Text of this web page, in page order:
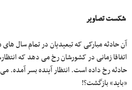
شکست تصاویر
آن حادثه مبارکی که تبعیدیان در تمام سال
حادثه رخ داده است. انتظار آینده بسر آمده.
«باید» بازگشت؟!